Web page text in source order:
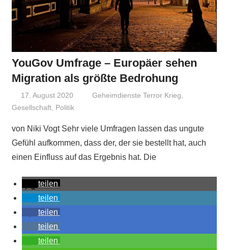
YouGov Umfrage – Europäer sehen
Migration als größte Bedrohung
17. August 2020 Niki Vogt
Geheimdienste Terror Krieg
Gesellschaft, Politik
von Niki Vogt Sehr viele Umfragen lassen das ungute
Gefühl aufkommen, dass der, der sie bestellt hat, auch
einen Einfluss auf das Ergebnis hat. Die
teilen
teilen
teilen
teilen
teilen